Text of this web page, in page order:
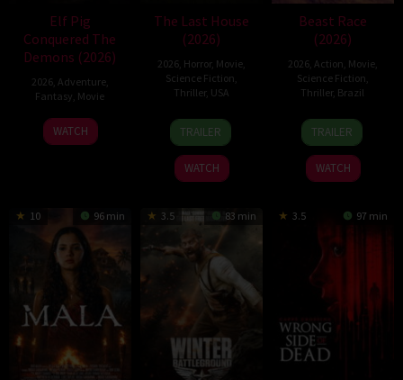
Elf Pig
Conquered The
Demons (2026)
2026, Adventure,
Fantasy Movie
30
Jul
WATCH
The Last House
(2026)
2026, Horror, Movie,
Science Fiction
Thriller, USA
6
Aug
2026
Louis
Leterrier
TRAILER
WATCH
Beast Race
(2026)
2026, Action Movie,
Science Fiction
Thriller, Brazil
17
Mar
2026
Fernando
Meirelles
TRAILER
WATCH
10 96 min 3.5 83 min 3.5 97 min